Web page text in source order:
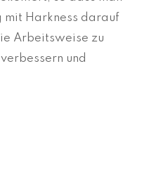
mit Harkness darauf
Arbeitsweise zu
und